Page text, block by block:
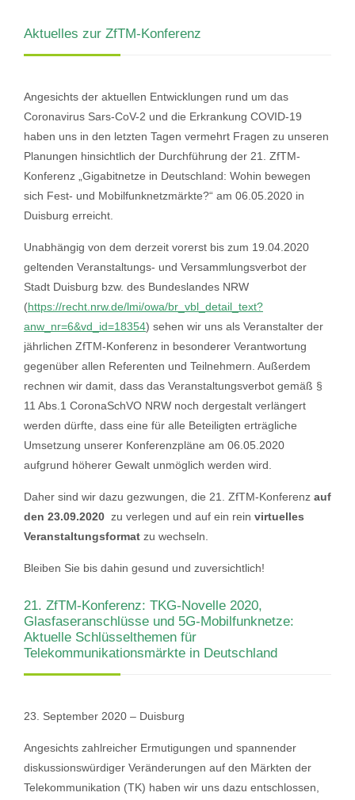
Aktuelles zur ZfTM-Konferenz
Angesichts der aktuellen Entwicklungen rund um das
Coronavirus Sars-CoV-2 und die Erkrankung COVID-19
haben uns in den letzten Tagen vermehrt Fragen zu unseren
Planungen hinsichtlich der Durchführung der 21. ZfTM-
Konferenz „Gigabitnetze in Deutschland: Wohin bewegen
sich Fest- und Mobilfunknetzmärkte?“ am 06.05.2020 in
Duisburg erreicht.
Unabhängig von dem derzeit vorerst bis zum 19.04.2020
geltenden Veranstaltungs- und Versammlungsverbot der
Stadt Duisburg bzw. des Bundeslandes NRW
(https://recht.nrw.de/lmi/owa/br_vbl_detail_text?
anw_nr=6&vd_id=18354) sehen wir uns als Veranstalter der
jährlichen ZfTM-Konferenz in besonderer Verantwortung
gegenüber allen Referenten und Teilnehmern. Außerdem
rechnen wir damit, dass das Veranstaltungsverbot gemäß §
11 Abs.1 CoronaSchVO NRW noch dergestalt verlängert
werden dürfte, dass eine für alle Beteiligten erträgliche
Umsetzung unserer Konferenzpläne am 06.05.2020
aufgrund höherer Gewalt unmöglich werden wird.
Daher sind wir dazu gezwungen, die 21. ZfTM-Konferenz auf
den 23.09.2020 zu verlegen und auf ein rein virtuelles
Veranstaltungsformat zu wechseln.
Bleiben Sie bis dahin gesund und zuversichtlich!
21. ZfTM-Konferenz: TKG-Novelle 2020,
Glasfaseranschlüsse und 5G-Mobilfunknetze:
Aktuelle Schlüsselthemen für
Telekommunikationsmärkte in Deutschland
23. September 2020 – Duisburg
Angesichts zahlreicher Ermutigungen und spannender
diskussionswürdiger Veränderungen auf den Märkten der
Telekommunikation (TK) haben wir uns dazu entschlossen,